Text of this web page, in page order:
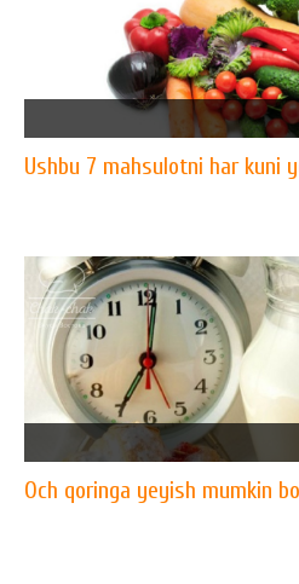
Ushbu 7 mahsulotni har kuni
Och qoringa yeyish mumkin